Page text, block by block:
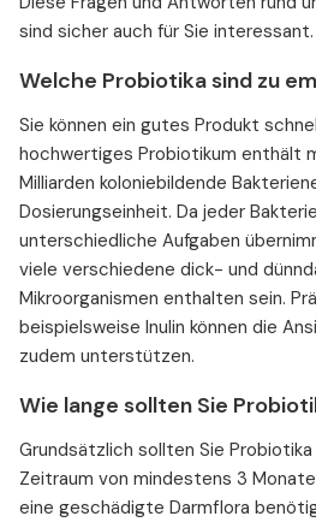
sind sicher auch für Sie interessant.
Welche Probiotika sind zu
Sie können ein gutes Produkt
hochwertiges Probiotikum enthält
Milliarden koloniebildende
Dosierungseinheit. Da jeder
unterschiedliche Aufgaben
viele verschiedene dick- und
Mikroorganismen enthalten sein.
beispielsweise Inulin können die
zudem unterstützen.
Wie lange sollten Sie
Grundsätzlich sollten Sie
Zeitraum von mindestens 3
eine geschädigte Darmflora